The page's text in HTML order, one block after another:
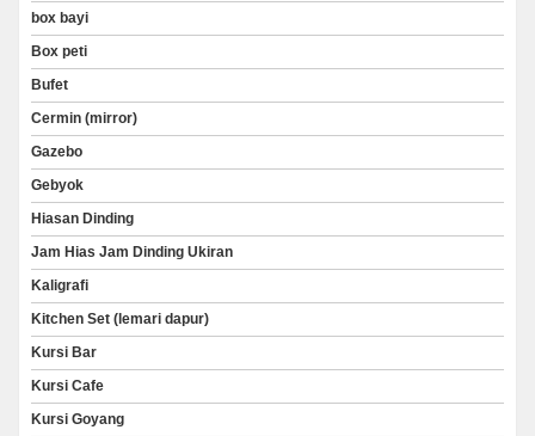
box bayi
Box peti
Bufet
Cermin (mirror)
Gazebo
Gebyok
Hiasan Dinding
Jam Hias Jam Dinding Ukiran
Kaligrafi
Kitchen Set (lemari dapur)
Kursi Bar
Kursi Cafe
Kursi Goyang